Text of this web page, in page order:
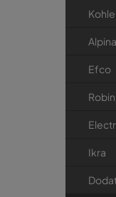
Alpina
Efco
Robin
Ikra